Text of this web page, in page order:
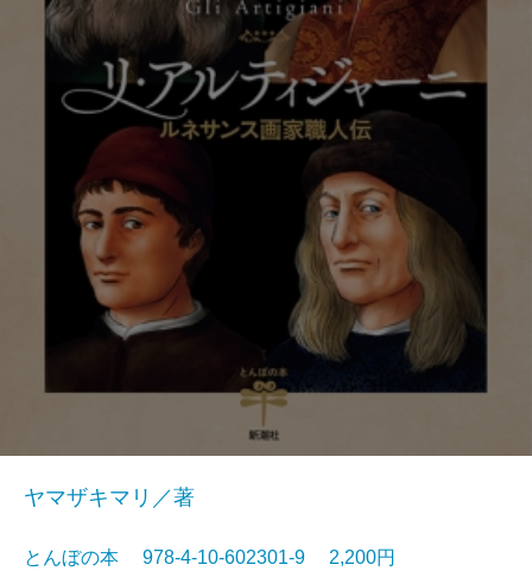
ヤマザキマリ／著
とんぼの本 978-4-10-602301-9 2,200円